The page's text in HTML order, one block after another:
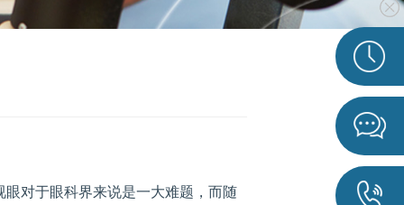
对于眼科界来说是一大难题，而随